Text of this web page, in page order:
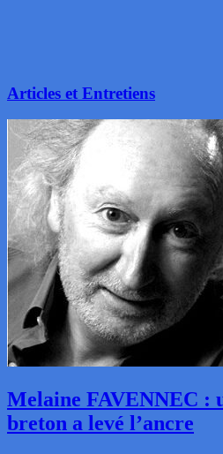
Articles et Entretiens
Melaine FAVENNEC :
breton a levé l’ancre